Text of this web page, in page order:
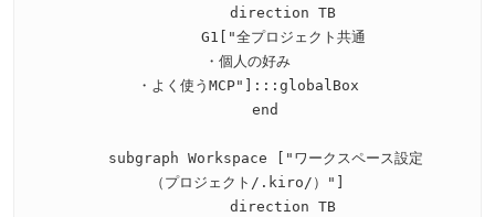
        direction TB
        G1["全プロジェクト共通
・個人の好み
・よく使うMCP"]:::globalBox
    end
    subgraph Workspace ["ワークスペース設定
（プロジェクト/.kiro/）"]
        direction TB